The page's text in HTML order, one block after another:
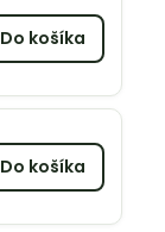
Do košíka
Do košíka